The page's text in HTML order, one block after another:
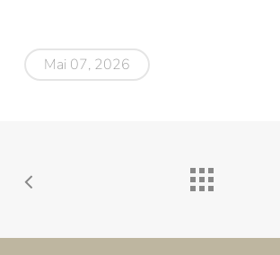
Mai 07, 2026